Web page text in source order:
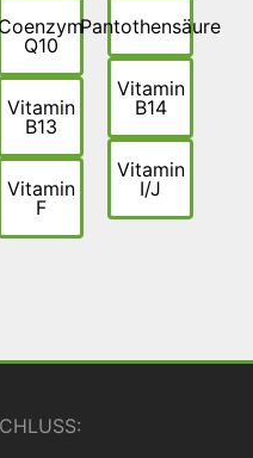
Coenzym
Q10
Vitamin
B13
Vitamin
F
Pantothensäure
Vitamin
B14
Vitamin
I/J